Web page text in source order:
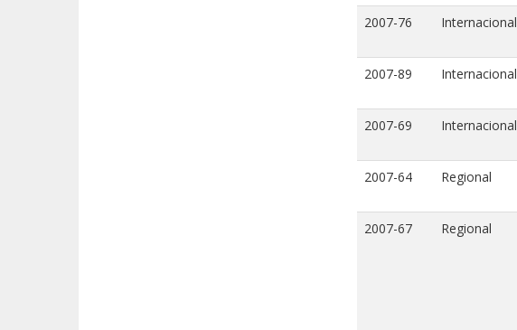
2007-76 Internacional
2007-89 Internacional
2007-69 Internacional
2007-64 Regional
2007-67 Regional